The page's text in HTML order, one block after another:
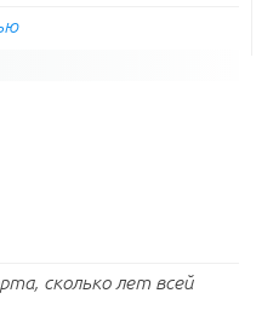
сколько лет всей